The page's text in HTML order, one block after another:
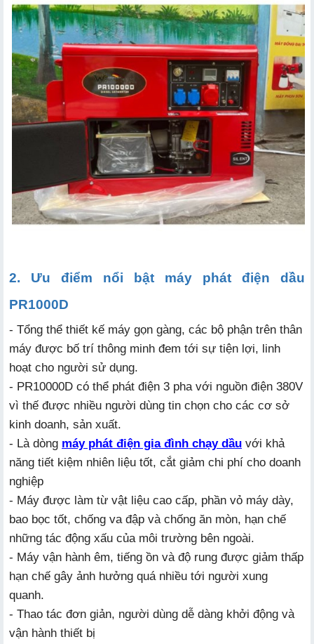
2. Ưu điểm nổi bật máy phát điện dầu
PR1000D
- Tổng thể thiết kế máy gọn gàng, các bộ phận trên thân
máy được bố trí thông minh đem tới sự tiện lợi, linh
hoạt cho người sử dụng.
- PR10000D có thể phát điện 3 pha với nguồn điện 380V
vì thế được nhiều người dùng tin chọn cho các cơ sở
kinh doanh, sản xuất.
- Là dòng máy phát điện gia đình chạy dầu với khả
năng tiết kiệm nhiên liệu tốt, cắt giảm chi phí cho doanh
nghiệp
- Máy được làm từ vật liệu cao cấp, phần vỏ máy dày,
bao bọc tốt, chống va đập và chống ăn mòn, hạn chế
những tác động xấu của môi trường bên ngoài.
- Máy vận hành êm, tiếng ồn và độ rung được giảm thấp
hạn chế gây ảnh hưởng quá nhiều tới người xung
quanh.
- Thao tác đơn giản, người dùng dễ dàng khởi động và
vận hành thiết bị